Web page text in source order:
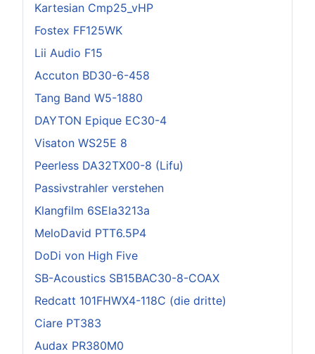
Kartesian Cmp25_vHP
Fostex FF125WK
Lii Audio F15
Accuton BD30-6-458
Tang Band W5-1880
DAYTON Epique EC30-4
Visaton WS25E 8
Peerless DA32TX00-8 (Lifu)
Passivstrahler verstehen
Klangfilm 6SEla3213a
MeloDavid PTT6.5P4
DoDi von High Five
SB-Acoustics SB15BAC30-8-COAX
Redcatt 101FHWX4-118C (die dritte)
Ciare PT383
Audax PR380M0